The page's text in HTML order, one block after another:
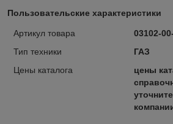
Пользовательские характеристики
Артикул товара
03102-
Тип техники
ГАЗ
Цены каталога
цены